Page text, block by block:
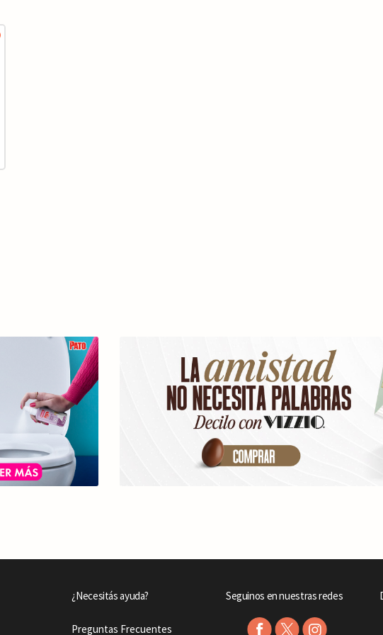
¿Necesitás ayuda?
Preguntas Frecuentes
Seguinos en nuestras redes